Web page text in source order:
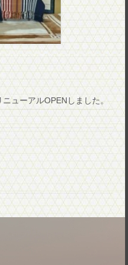
ューアルOPENしました。